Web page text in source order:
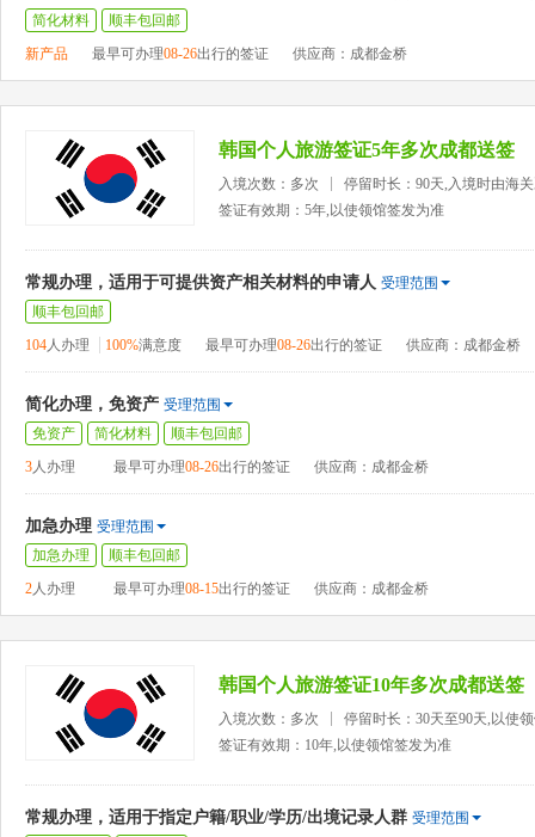
简化材料
顺丰包回邮
新产品
最早可办理08-26出行的签证 供应商：成都金桥
韩国个人旅游签证5年多次成都送签
入境次数：多次
停留时长：90天,入境时由海
签证有效期：5年,以使领馆签发为准
常规办理，适用于可提供资产相关材料的申请人 受理范围
顺丰包回邮
104人办理 100%满意度 最早可办理08-26出行的签证 供应商：成都金桥
简化办理，免资产 受理范围
免资产
简化材料
顺丰包回邮
3人办理 最早可办理08-26出行的签证 供应商：成都金桥
加急办理 受理范围
加急办理
顺丰包回邮
2人办理 最早可办理08-15出行的签证 供应商：成都金桥
韩国个人旅游签证10年多次成都送签
入境次数：多次
停留时长：30天至90天,以使
签证有效期：10年,以使领馆签发为准
常规办理，适用于指定户籍/职业/学历/出境记录人群 受理范围